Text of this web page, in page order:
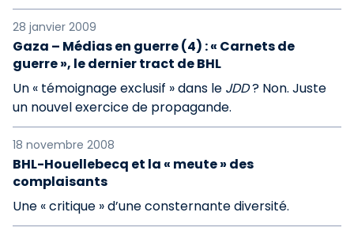
28 janvier 2009
Gaza – Médias en guerre (4) : « Carnets de
guerre », le dernier tract de BHL
Un « témoignage exclusif » dans le JDD? Non. Juste
un nouvel exercice de propagande.
18 novembre 2008
BHL-Houellebecq et la « meute » des
complaisants
Une « critique » d’une consternante diversité.